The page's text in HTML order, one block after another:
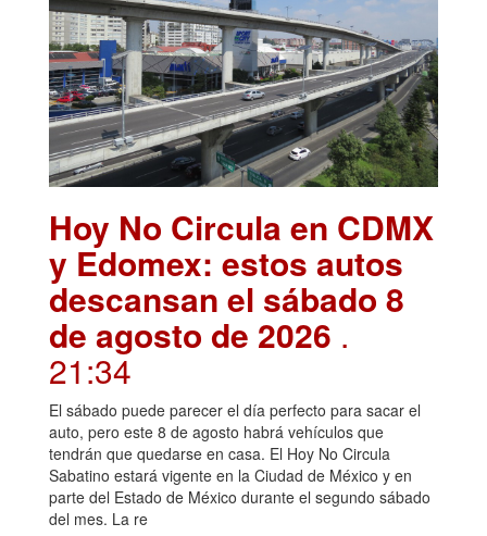
Hoy No Circula en CDMX
y Edomex: estos autos
descansan el sábado 8
de agosto de 2026 .
21:34
El sábado puede parecer el día perfecto para sacar el
auto, pero este 8 de agosto habrá vehículos que
tendrán que quedarse en casa. El Hoy No Circula
Sabatino estará vigente en la Ciudad de México y en
parte del Estado de México durante el segundo sábado
del mes. La re